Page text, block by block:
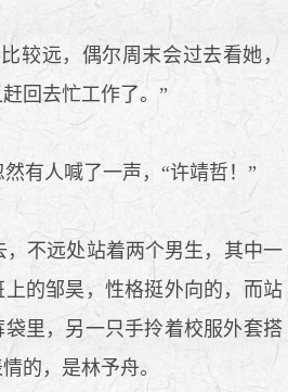
较远，偶尔周末会过去看她，
回去忙工作了。”
有人喊了一声，“许靖哲！”
不远处站着两个男生，其中一
的邹昊，性格挺外向的，而站
里，另一只手拎着校服外套搭
的，是林予舟。